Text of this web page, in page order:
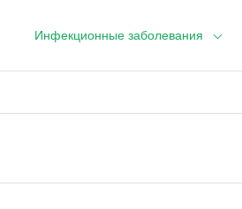
Инфекционные заболевания